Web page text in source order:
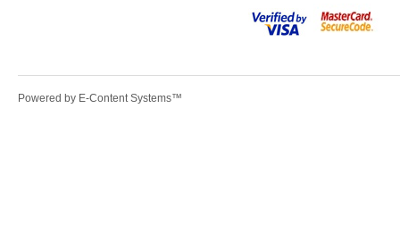
Powered by E-Content Systems™